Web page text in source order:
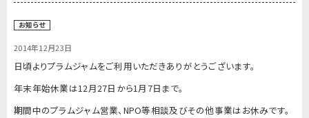
お知らせ
2014年12月23日
日頃よりプラムジャムをご利用いただきありがとうございます。
年末年始休業は12月27日から1月7日まで。
期間中のプラムジャム営業、NPO等相談及びその他事業はお休みです。